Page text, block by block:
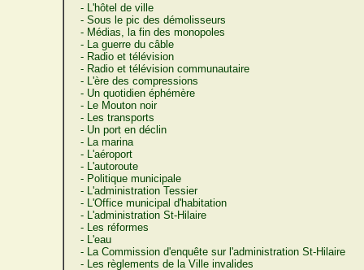
- L'hôtel de ville
- Sous le pic des démolisseurs
- Médias, la fin des monopoles
- La guerre du câble
- Radio et télévision
- Radio et télévision communautaire
- L'ère des compressions
- Un quotidien éphémère
- Le Mouton noir
- Les transports
- Un port en déclin
- La marina
- L'aéroport
- L'autoroute
- Politique municipale
- L'administration Tessier
- L'Office municipal d'habitation
- L'administration St-Hilaire
- Les réformes
- L'eau
- La Commission d'enquête sur l'administration St-Hilaire
- Les règlements de la Ville invalides